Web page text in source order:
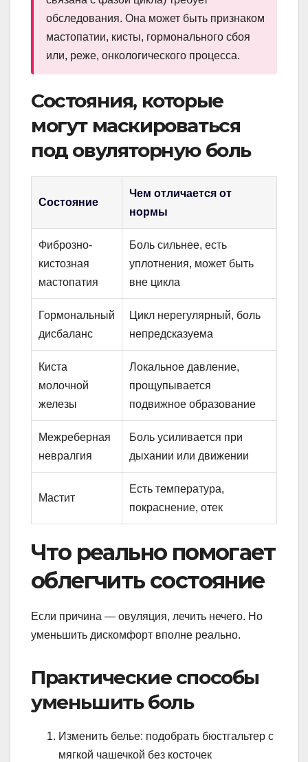
обследования. Она может быть признаком
мастопатии, кисты, гормонального сбоя
или, реже, онкологического процесса.
Состояния, которые
могут маскироваться
под овуляторную боль
Состояние
Чем отличается от
нормы
Фиброзно-
кистозная
мастопатия
Боль сильнее, есть
уплотнения, может быть
вне цикла
Гормональный
дисбаланс
Цикл нерегулярный, боль
непредсказуема
Киста
молочной
железы
Локальное давление,
прощупывается
подвижное образование
Межреберная
невралгия
Боль усиливается при
дыхании или движении
Мастит
Есть температура,
покраснение, отек
Что реально помогает
облегчить состояние
Если причина — овуляция, лечить нечего. Но
уменьшить дискомфорт вполне реально.
Практические способы
уменьшить боль
Изменить белье: подобрать бюстгальтер с
мягкой чашечкой без косточек